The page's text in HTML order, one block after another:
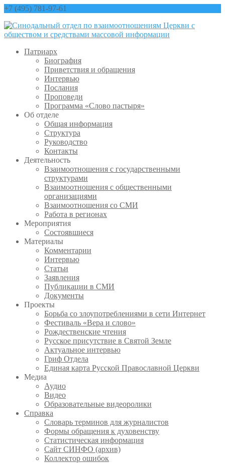
+7 (495) 781-97-61
Патриарх
Биография
Приветствия и обращения
Интервью
Послания
Проповеди
Программа «Слово пастыря»
Об отделе
Общая информация
Структура
Руководство
Контакты
Деятельность
Взаимоотношения с государственными
структурами
Взаимоотношения с общественными
организациями
Взаимоотношения со СМИ
Работа в регионах
Мероприятия
Состоявшиеся
Материалы
Комментарии
Интервью
Статьи
Заявления
Публикации в СМИ
Документы
Проекты
Борьба со злоупотреблениями в сети Интернет
Фестиваль «Вера и слово»
Рождественские чтения
Русское присутствие в Святой Земле
Актуальное интервью
Гриф Отдела
Единая карта Русской Православной Церкви
Медиа
Аудио
Видео
Образовательные видеоролики
Справка
Словарь терминов для журналистов
Формы обращения к духовенству
Статистическая информация
Сайт СИНФО (архив)
Коллектор ошибок